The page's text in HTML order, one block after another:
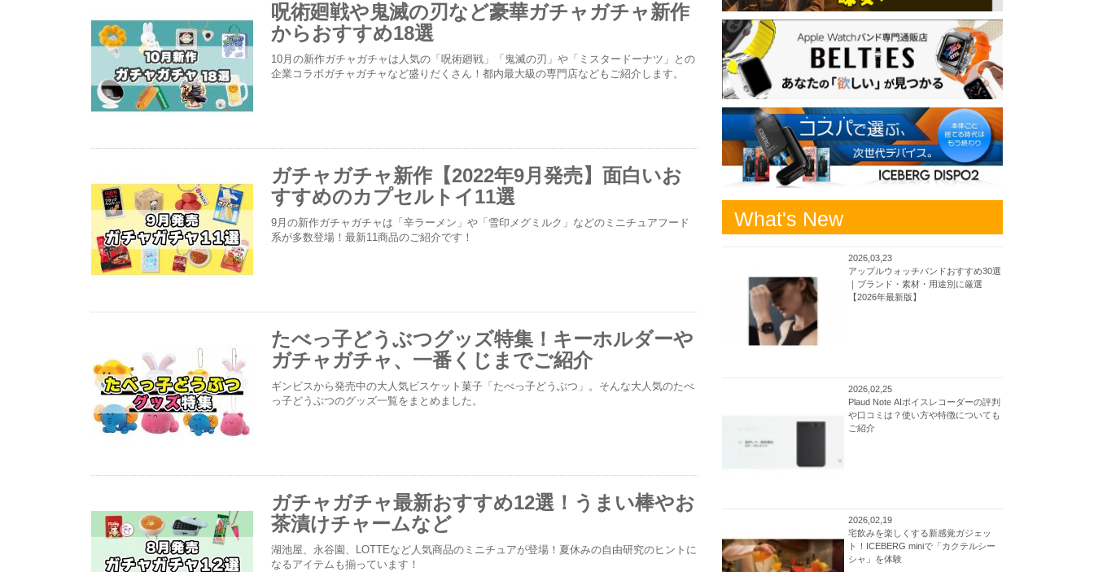
呪術廻戦や鬼滅の刃など豪華ガチャガチャ新作
からおすすめ18選
10月の新作ガチャガチャは人気の「呪術廻戦」「鬼滅の刃」や「ミスタードーナツ」との
企業コラボガチャガチャなど盛りだくさん！都内最大級の専門店などもご紹介します。
ガチャガチャ新作【2022年9月発売】面白いお
すすめのカプセルトイ11選
9月の新作ガチャガチャは「辛ラーメン」や「雪印メグミルク」などのミニチュアフード
系が多数登場！最新11商品のご紹介です！
たべっ子どうぶつグッズ特集！キーホルダーや
ガチャガチャ、一番くじまでご紹介
ギンビスから発売中の大人気ビスケット菓子「たべっ子どうぶつ」。そんな大人気のたべ
っ子どうぶつのグッズ一覧をまとめました。
ガチャガチャ最新おすすめ12選！うまい棒やお
茶漬けチャームなど
湖池屋、永谷園、LOTTEなど人気商品のミニチュアが登場！夏休みの自由研究のヒントに
なるアイテムも揃っています！
What's New
2026,03,23
アップルウォッチバンドおすすめ30選
｜ブランド・素材・用途別に厳選
【2026年最新版】
2026,02,25
Plaud Note AIボイスレコーダーの評判
や口コミは？使い方や特徴についても
ご紹介
2026,02,19
宅飲みを楽しくする新感覚ガジェッ
ト！ICEBERG miniで「カクテルシー
シャ」を体験